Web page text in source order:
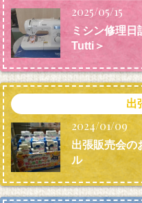
2025/05/15
ミシン修理日
Tutti＞
出
2024/01/09
出張販売会の
ル